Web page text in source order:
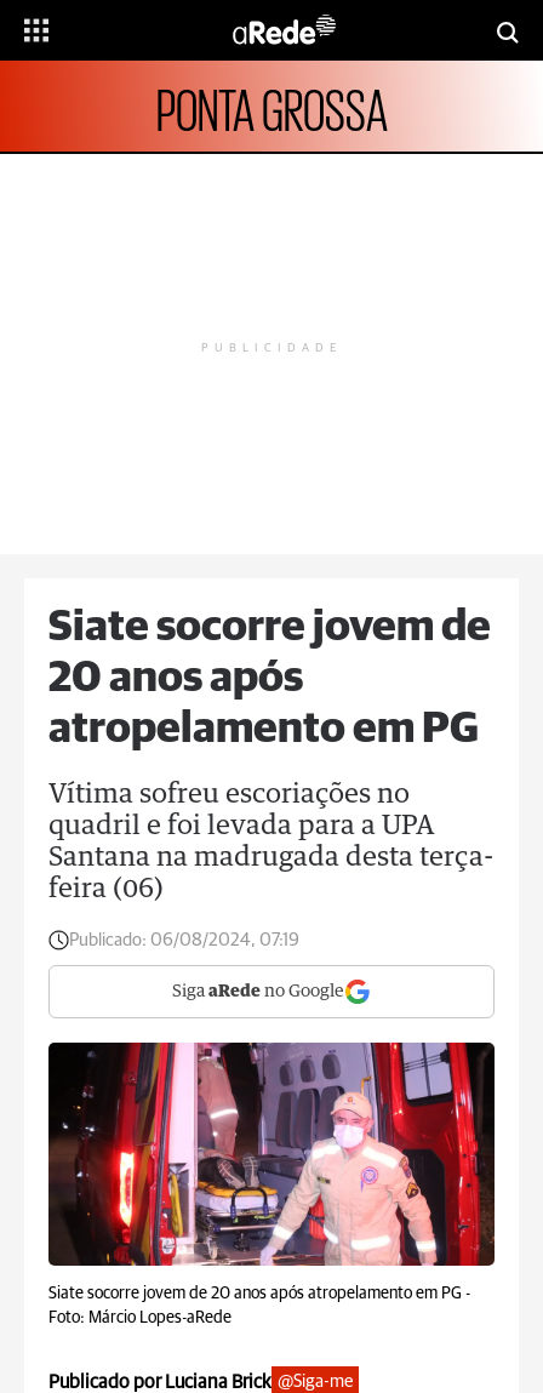
PONTA GROSSA
PUBLICIDADE
Siate socorre jovem de
20 anos após
atropelamento em PG
Vítima sofreu escoriações no
quadril e foi levada para a UPA
Santana na madrugada desta terça-
feira (06)
Publicado: 06/08/2024, 07:19
Siga aRede no Google
Siate socorre jovem de 20 anos após atropelamento em PG -
Foto: Márcio Lopes-aRede
Publicado por Luciana Brick @Siga-me